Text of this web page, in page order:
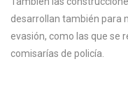
desarrollan también para
evasión, como las que se
comisarías de policía.